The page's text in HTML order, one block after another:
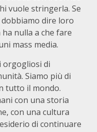
vuole stringerla. Se
dire loro
nulla a che fare
mass media.
orgogliosi di
Siamo più di
tutto il mondo.
con una storia
con una cultura
di continuare